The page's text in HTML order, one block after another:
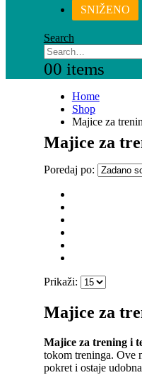
SNIŽENO
Search
00 items
Home
Shop
Majice za
Majice za
Poredaj po:
Prikaži:
Majice za
Majice za trening i
tokom treninga. Ove
pokret i ostaje